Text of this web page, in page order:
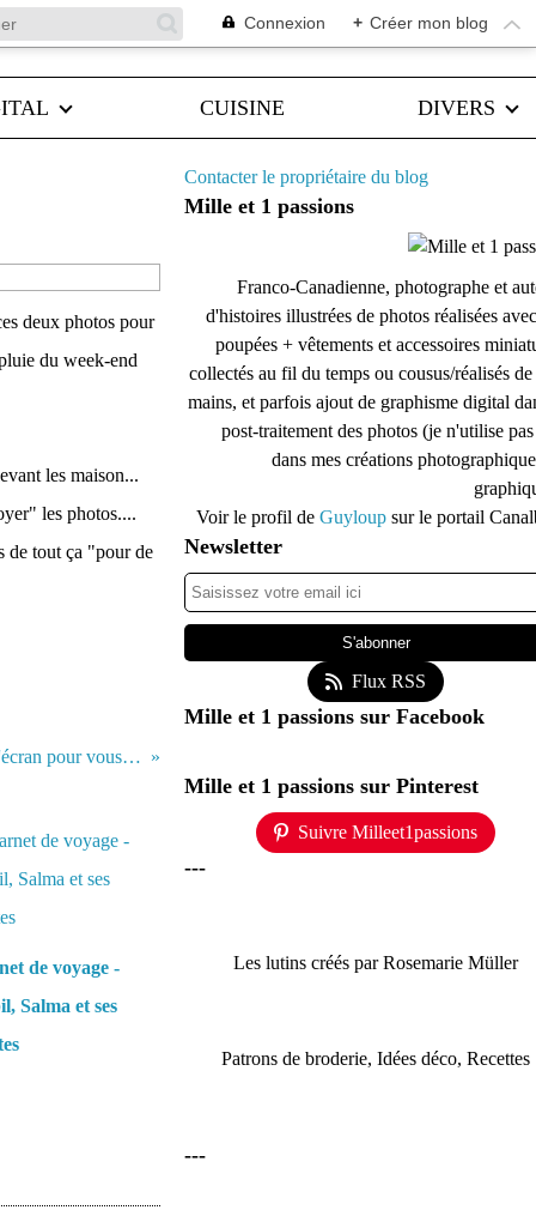
Connexion + Créer mon blog
CUISINE DIVERS
deux photos pour
du week-end
les maison...
les photos....
de tout ça "pour de
Quelques minutes de lumière d'or... + un fond d'écran pour vous + calendrier pour les digis
de voyage -
Salma et ses
Contacter le propriétaire du blog
Mille et 1 passions
Franco-Canadienne, photographe et
d'histoires illustrées de photos réalisées
poupées + vêtements et accessoires
collectés au fil du temps ou cousus/réalisés de
mains, et parfois ajout de graphisme digital
post-traitement des photos (je n'utilise
dans mes créations
Voir le profil de Guyloup sur le portail
Newsletter
Flux RSS
Mille et 1 passions sur Facebook
Mille et 1 passions sur Pinterest
Suivre Milleet1passions
---
Les lutins créés par Rosemarie Müller
Patrons de broderie, Idées déco, Recettes
---